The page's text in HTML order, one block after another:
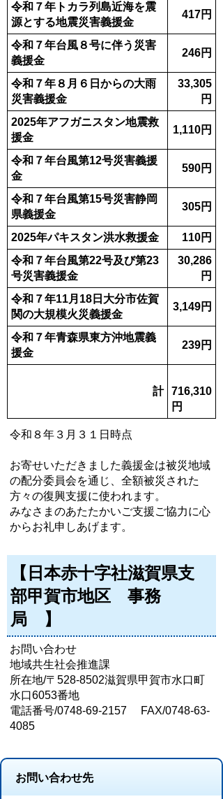
令和７年トカラ列島近海を震
源とする地震災害義援金
417円
令和７年台風８号に伴う災害
義援金
246円
令和７年８月６日からの大雨
災害義援金
33,305
円
2025年アフガニスタン地震救
援金
1,110円
令和７年台風第12号災害義援
金
590円
令和７年台風第15号災害静岡
県義援金
305円
2025年パキスタン洪水救援金
110円
令和７年台風第22号及び第23
号災害義援金
30,286
円
令和７年11月18日大分市佐賀
関の大規模火災義援金
3,149円
令和７年青森県東方沖地震義
援金
239円
計
716,310
円
令和８年３月３１日時点
お寄せいただきました義援金は被災地域
の配分委員会を通じ、全額被災された
方々の復興支援に使われます。
みなさまのあたたかいご支援ご協力に心
からお礼申しあげます。
【日本赤十字社滋賀県支
部甲賀市地区 事務
局 】
お問い合わせ
地域共生社会推進課
所在地/〒528-8502滋賀県甲賀市水口町
水口6053番地
電話番号/0748-69-2157 FAX/0748-63-
4085
お問い合わせ先